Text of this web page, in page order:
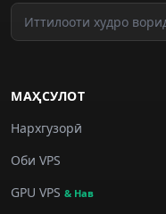
МАҲСУЛОТ
Нархгузорӣ
Оби VPS
GPU VPS & Нав